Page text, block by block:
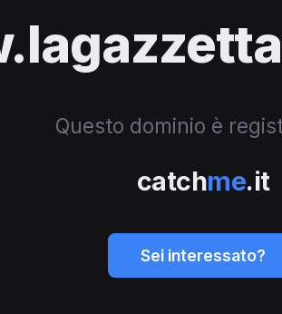
Questo dominio è
catchme.it
Sei interessato?